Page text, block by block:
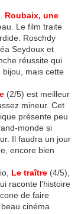
Roubaix, une
Le film traite
Roschdy
Seydoux et
réussite qui
mais cette
(2/5) est meilleur
mineur. Cet
présente peu
monde si
Il faudra un jour
encore bien
Le traître (4/5),
raconte l'histoire
de faire
cinéma